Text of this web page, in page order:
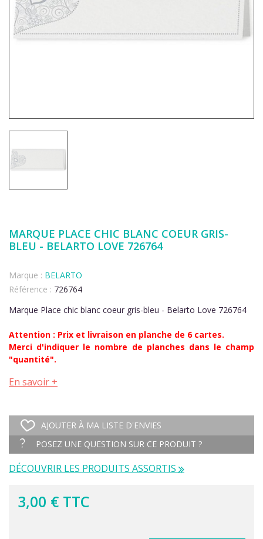
MARQUE PLACE CHIC BLANC COEUR GRIS-
BLEU - BELARTO LOVE 726764
Marque : BELARTO
Référence : 726764
Marque Place chic blanc coeur gris-bleu - Belarto Love 726764
Attention : Prix et livraison en planche de 6 cartes.
Merci d'indiquer le nombre de planches dans le champ
"quantité".
En savoir +
AJOUTER À MA LISTE D'ENVIES
POSEZ UNE QUESTION SUR CE PRODUIT ?
DÉCOUVRIR LES PRODUITS ASSORTIS
3,00 € TTC